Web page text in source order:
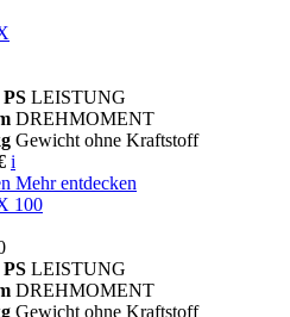
PS LEISTUNG
DREHMOMENT
Gewicht ohne Kraftstoff
i
Mehr entdecken
100
PS LEISTUNG
DREHMOMENT
Gewicht ohne Kraftstoff